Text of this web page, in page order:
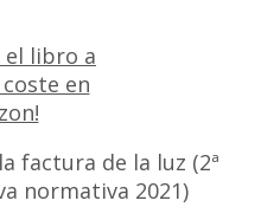
factura de la luz (2ª
normativa 2021)